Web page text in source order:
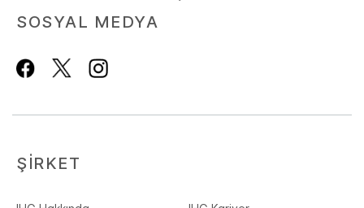
SOSYAL MEDYA
ŞIRKET